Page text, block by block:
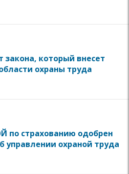
закона, который внесет
охраны труда
по страхованию одобрен
управлении охраной труда